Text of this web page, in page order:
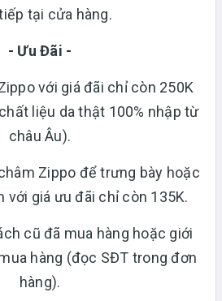
tại cửa hàng.
- Ưu Đãi -
với giá đãi chỉ còn 250K
liệu da thật 100% nhập từ
châu Âu).
Zippo để trưng bày hoặc
với giá ưu đãi chỉ còn 135K.
cũ đã mua hàng hoặc giới
hàng (đọc SĐT trong đơn
hàng).